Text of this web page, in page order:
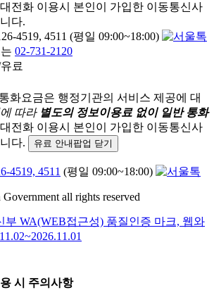
전화 이용시 본인이 가입한 이동통신사
다.
4519, 4511 (평일 09:00~18:00)
02-731-2120
료
화요금은 행정기관의 서비스 제공에 대
따라 별도의 정보이용료 없이 일반 통화
전화 이용시 본인이 가입한 이동통신사
다.
유료 안내팝업 닫기
4519, 4511 (평일 09:00~18:00)
all rights reserved
시 주의사항